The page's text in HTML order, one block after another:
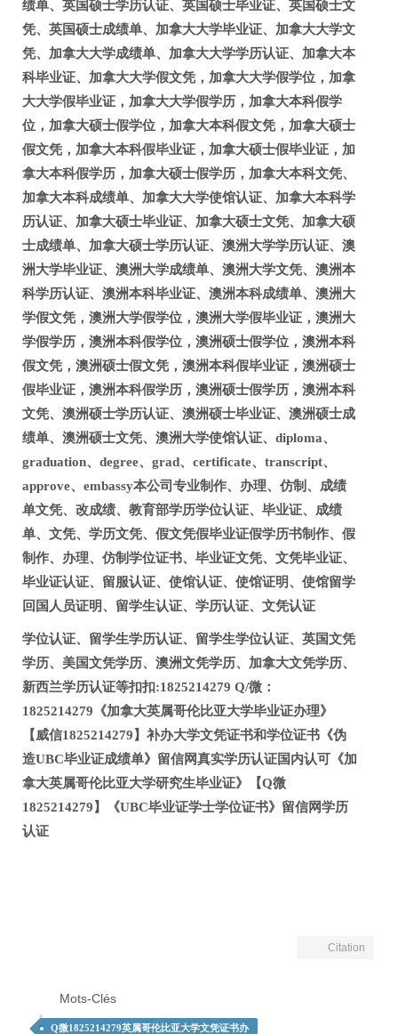
绩单、英国硕士学历认证、英国硕士毕业证、英国硕士文
凭、英国硕士成绩单、加拿大大学毕业证、加拿大大学文
凭、加拿大大学成绩单、加拿大大学学历认证、加拿大本
科毕业证、加拿大大学假文凭，加拿大大学假学位，加拿
大大学假毕业证，加拿大大学假学历，加拿大本科假学
位，加拿大硕士假学位，加拿大本科假文凭，加拿大硕士
假文凭，加拿大本科假毕业证，加拿大硕士假毕业证，加
拿大本科假学历，加拿大硕士假学历，加拿大本科文凭、
加拿大本科成绩单、加拿大大学使馆认证、加拿大本科学
历认证、加拿大硕士毕业证、加拿大硕士文凭、加拿大硕
士成绩单、加拿大硕士学历认证、澳洲大学学历认证、澳
洲大学毕业证、澳洲大学成绩单、澳洲大学文凭、澳洲本
科学历认证、澳洲本科毕业证、澳洲本科成绩单、澳洲大
学假文凭，澳洲大学假学位，澳洲大学假毕业证，澳洲大
学假学历，澳洲本科假学位，澳洲硕士假学位，澳洲本科
假文凭，澳洲硕士假文凭，澳洲本科假毕业证，澳洲硕士
假毕业证，澳洲本科假学历，澳洲硕士假学历，澳洲本科
文凭、澳洲硕士学历认证、澳洲硕士毕业证、澳洲硕士成
绩单、澳洲硕士文凭、澳洲大学使馆认证、diploma、
graduation、degree、grad、certificate、transcript、
approve、embassy本公司专业制作、办理、仿制、成绩
单文凭、改成绩、教育部学历学位认证、毕业证、成绩
单、文凭、学历文凭、假文凭假毕业证假学历书制作、假
制作、办理、仿制学位证书、毕业证文凭、文凭毕业证、
毕业证认证、留服认证、使馆认证、使馆证明、使馆留学
回国人员证明、留学生认证、学历认证、文凭认证
学位认证、留学生学历认证、留学生学位认证、英国文凭
学历、美国文凭学历、澳洲文凭学历、加拿大文凭学历、
新西兰学历认证等扣扣:1825214279 Q/微：
1825214279《加拿大英属哥伦比亚大学毕业证办理》
【威信1825214279】补办大学文凭证书和学位证书《伪
造UBC毕业证成绩单》留信网真实学历认证国内认可《加
拿大英属哥伦比亚大学研究生毕业证》【Q微
1825214279】《UBC毕业证学士学位证书》留信网学历
认证
Citation
Mots-Clés
Q微1825214279英属哥伦比亚大学文凭证书办